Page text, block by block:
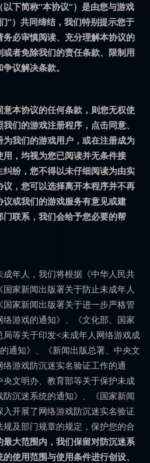
以下简称“本协议”）是由您与游戏
”）共同缔结，我们特别提示您于
必审慎阅读、充分理解本协议的
者免除我们的责任条款、限制用
议解决条款。
本协议的任何条款，则您无权使
们的游戏注册程序，点击同意、
我们的游戏用户，或在注册成为
，均视为您已阅读并无条件接
纷，您不得以未仔细阅读为由实
，您可以选择离开本程序并不再
或我们的游戏服务有意见或建
联系，我们会给予您必要的帮
年人，我们将根据《中华人民共
家新闻出版署关于防止未成年人
家新闻出版署关于进一步严格管
游戏的通知》、《文化部、国家
等关于印发<未成年人网络游戏成
通知》、《新闻出版总署、中央文
游戏防沉迷实名验证工作的通
文明办、教育部等关于保护未成
沉迷系统的通知》、《国家新闻
开展了网络游戏防沉迷实名验证
及部门规章的规定，保护您的合
最大范围内，我们保留对防沉迷系
使用范围与使用条件进行创设、